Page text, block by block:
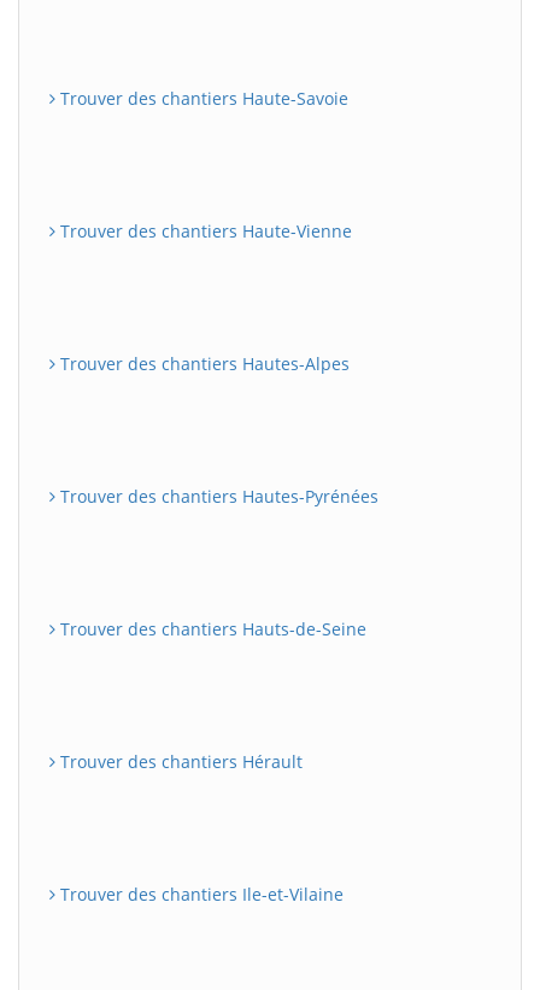
Trouver des chantiers Haute-Savoie
Trouver des chantiers Haute-Vienne
Trouver des chantiers Hautes-Alpes
Trouver des chantiers Hautes-Pyrénées
Trouver des chantiers Hauts-de-Seine
Trouver des chantiers Hérault
Trouver des chantiers Ile-et-Vilaine